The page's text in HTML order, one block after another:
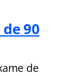
90
de